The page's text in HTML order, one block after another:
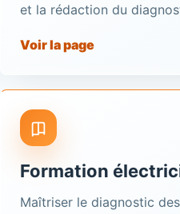
et la rédaction du
Voir la page
Formation
Maîtriser le diagnostic